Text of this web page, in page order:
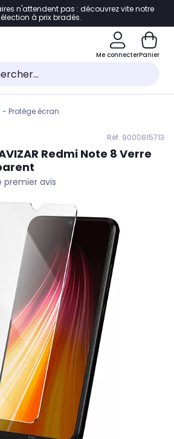
à la navigation
au pied de page
au chatbot
n'attendent pas : découvrez vite notre
à prix bradés.
Me connecterPanier
- Protège écran
Réf. 9000815713
Redmi Note 8 Verre
premier avis